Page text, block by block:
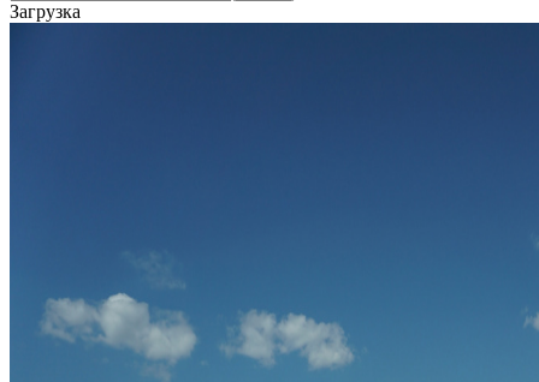
Загрузка